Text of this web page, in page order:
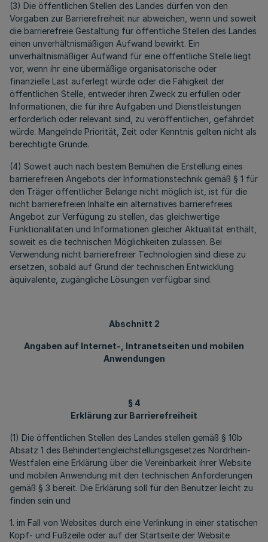
(3) Die öffentlichen Stellen des Landes dürfen von den
Vorgaben zur Barrierefreiheit nur abweichen, wenn und soweit
die barrierefreie Gestaltung für öffentliche Stellen des Landes
einen unverhältnismäßigen Aufwand bewirkt. Ein
unverhältnismäßiger Aufwand für eine öffentliche Stelle liegt
vor, wenn ihr eine übermäßige organisatorische oder
finanzielle Last auferlegt würde oder die Fähigkeit der
öffentlichen Stelle, entweder ihren Zweck zu erfüllen oder
Informationen, die für ihre Aufgaben und Dienstleistungen
erforderlich oder relevant sind, zu veröffentlichen, gefährdet
würde. Mangelnde Priorität, Zeit oder Kenntnis gelten nicht als
berechtigte Gründe.
(4) Soweit auch nach bestem Bemühen die Erstellung eines
barrierefreien Angebots der Informationstechnik gemäß § 1 für
den Träger öffentlicher Belange nicht möglich ist, ist für die
nicht barrierefreien Inhalte ein alternatives barrierefreies
Angebot zur Verfügung zu stellen, das gleichwertige
Funktionalitäten und Informationen gleicher Aktualität enthält,
soweit es die technischen Möglichkeiten zulassen. Bei
Verwendung nicht barrierefreier Technologien sind diese zu
ersetzen, sobald auf Grund der technischen Entwicklung
äquivalente, zugängliche Lösungen verfügbar sind.
Abschnitt 2
Angaben auf Internet-, Intranetseiten und mobilen
Anwendungen
§ 4
Erklärung zur Barrierefreiheit
(1) Die öffentlichen Stellen des Landes stellen gemäß § 10b
Absatz 1 des Behindertengleichstellungsgesetzes Nordrhein-
Westfalen eine Erklärung über die Vereinbarkeit ihrer Website
und mobilen Anwendung mit den technischen Anforderungen
gemäß § 3 bereit. Die Erklärung soll für den Benutzer leicht zu
finden sein und
1. im Fall von Websites durch eine Verlinkung in einer statischen
Kopf- und Fußzeile oder auf der Startseite der Website